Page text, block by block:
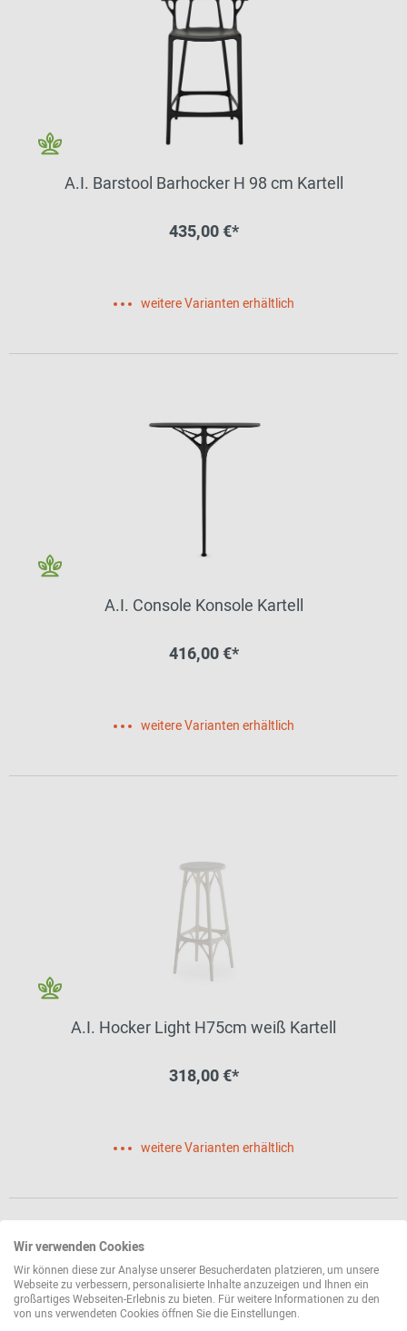
A.I. Barstool Barhocker H 98 cm Kartell
435,00 €*
weitere Varianten erhältlich
A.I. Console Konsole Kartell
416,00 €*
weitere Varianten erhältlich
A.I. Hocker Light H75cm weiß Kartell
318,00 €*
weitere Varianten erhältlich
Wir verwenden Cookies
Wir können diese zur Analyse unserer Besucherdaten platzieren, um unsere
Webseite zu verbessern, personalisierte Inhalte anzuzeigen und Ihnen ein
großartiges Webseiten-Erlebnis zu bieten. Für weitere Informationen zu den
von uns verwendeten Cookies öffnen Sie die Einstellungen.